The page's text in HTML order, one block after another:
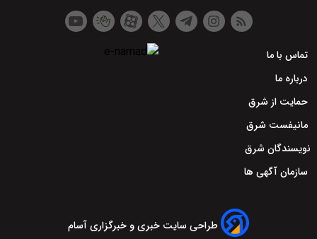
تماس با ما
درباره ما
حمایت از شرق
مانیفست شرق
نویسندگان شرق
سازمان آگهی ها
طراحی سایت خبری و خبرگزاری آسام